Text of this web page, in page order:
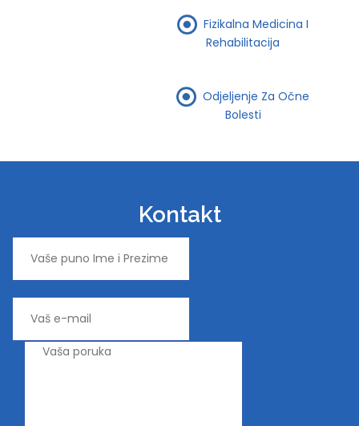
Fizikalna Medicina I
Rehabilitacija
Odjeljenje Za Očne
Bolesti
Kontakt